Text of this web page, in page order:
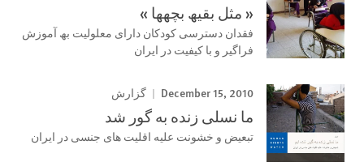
« مثل بقیھ بچھھا »
فقدان دسترسی کودکان دارای معلولیت بھ آموزش
فراگیر و با کیفیت در ایران
December 15, 2010 گزارش
ما نسلی زنده به گور شد
تبعیض و خشونت علیه اقلیت های جنسی در ایران